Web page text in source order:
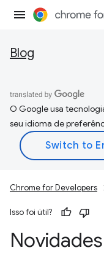
Blog
O Google usa
seu idioma de
Chrome for Developers
Isso foi útil?